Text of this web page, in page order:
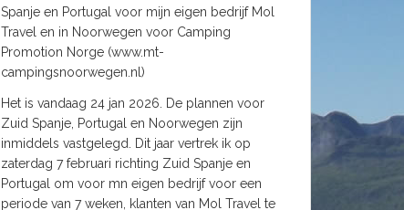
Spanje en Portugal voor mijn eigen bedrijf Mol
Travel en in Noorwegen voor Camping
Promotion Norge (www.mt-
campingsnoorwegen.nl)
Het is vandaag 24 jan 2026. De plannen voor
Zuid Spanje, Portugal en Noorwegen zijn
inmiddels vastgelegd. Dit jaar vertrek ik op
zaterdag 7 februari richting Zuid Spanje en
Portugal om voor mn eigen bedrijf voor een
periode van 7 weken, klanten van Mol Travel te